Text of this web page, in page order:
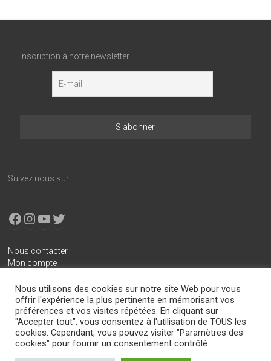
Inscription à notre newsletter
Suivez nous sur
Facebook
Instagram
YouTube
X
Nous contacter
Mon compte
Conditions générales de vente
Mentions légales
Politique de confidentialité
Nous utilisons des cookies sur notre site Web pour vous
offrir l'expérience la plus pertinente en mémorisant vos
préférences et vos visites répétées. En cliquant sur
"Accepter tout", vous consentez à l'utilisation de TOUS les
cookies. Cependant, vous pouvez visiter "Paramètres des
cookies" pour fournir un consentement contrôlé